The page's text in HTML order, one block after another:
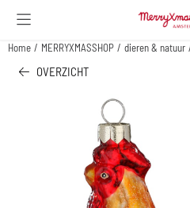
Cookievoorkeuren zijn beschikbaar. Kies
Home / MERRYXMASSHOP / dieren & natuur
OVERZICHT